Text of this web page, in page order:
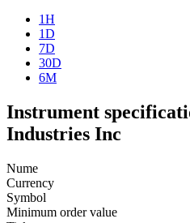
1H
1D
7D
30D
6M
Instrument
Industries Inc
Nume
Currency
Symbol
Minimum order value